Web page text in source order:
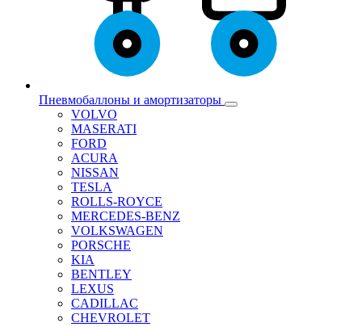
Пневмобаллоны и амортизаторы
VOLVO
MASERATI
FORD
ACURA
NISSAN
TESLA
ROLLS-ROYCE
MERCEDES-BENZ
VOLKSWAGEN
PORSCHE
KIA
BENTLEY
LEXUS
CADILLAC
CHEVROLET